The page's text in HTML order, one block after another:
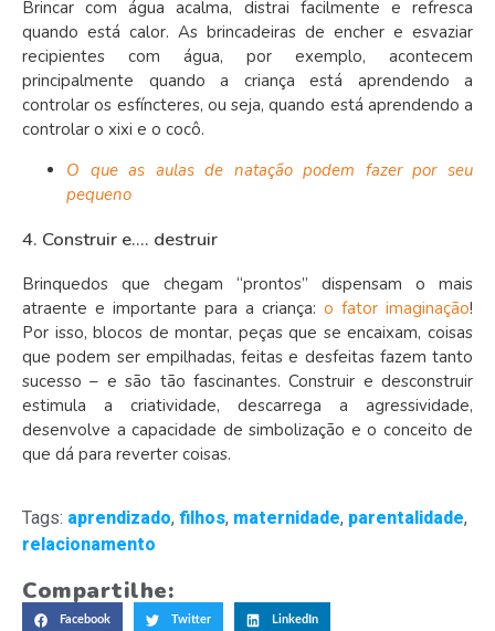
Brincar com água acalma, distrai facilmente e refresca
quando está calor. As brincadeiras de encher e esvaziar
recipientes com água, por exemplo, acontecem
principalmente quando a criança está aprendendo a
controlar os esfíncteres, ou seja, quando está aprendendo a
controlar o xixi e o cocô.
O que as aulas de natação podem fazer por seu
pequeno
4. Construir e…. destruir
Brinquedos que chegam “prontos” dispensam o mais
atraente e importante para a criança: o fator imaginação!
Por isso, blocos de montar, peças que se encaixam, coisas
que podem ser empilhadas, feitas e desfeitas fazem tanto
sucesso – e são tão fascinantes. Construir e desconstruir
estimula a criatividade, descarrega a agressividade,
desenvolve a capacidade de simbolização e o conceito de
que dá para reverter coisas.
Tags: aprendizado, filhos, maternidade, parentalidade,
relacionamento
Compartilhe:
Facebook Twitter LinkedIn